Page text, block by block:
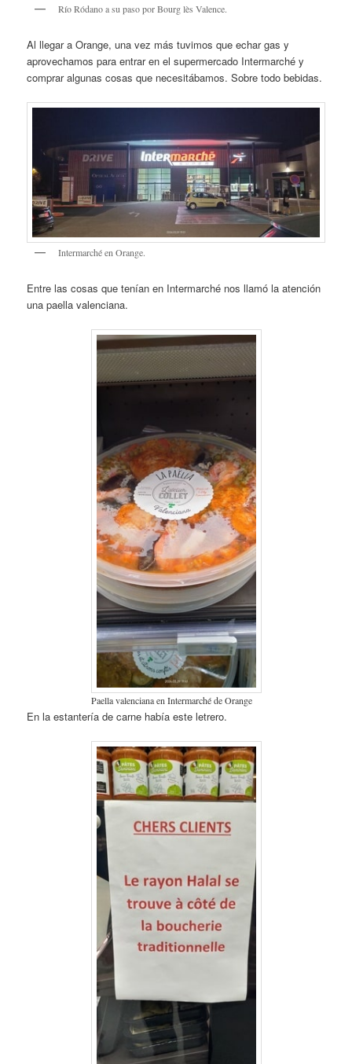
Río Ródano a su paso por Bourg lès Valence.
Al llegar a Orange, una vez más tuvimos que echar gas y
aprovechamos para entrar en el supermercado Intermarché y
comprar algunas cosas que necesitábamos. Sobre todo bebidas.
Intermarché en Orange.
Entre las cosas que tenían en Intermarché nos llamó la atención
una paella valenciana.
Paella valenciana en Intermarché de Orange
En la estantería de carne había este letrero.